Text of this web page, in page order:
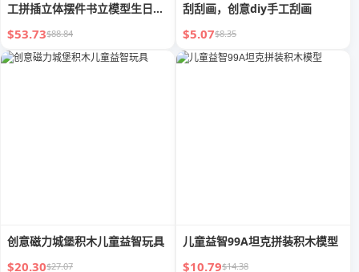
工拼插立体摆件书立模型生日礼
物
$53.73$88.84
刮刮画，创意diy手工刮画
$5.07$8.35
创意磁力城堡积木儿童益智玩具
$20.30$27.07
儿童益智99A坦克拼装积木模型
$10.79$14.38